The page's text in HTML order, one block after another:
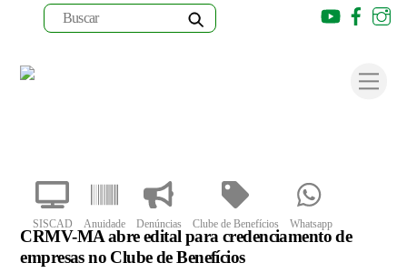
SISCAD Anuidade Denúncias Clube de Benefícios Whatsapp
Youtube
CRMV-MA abre edital para credenciamento de
empresas no Clube de Benefícios